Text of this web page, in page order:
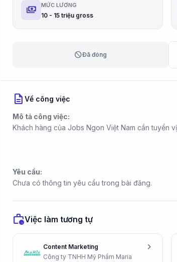
payments MỨC LƯƠNG
10 - 15 triệu gross
blockĐã đóng
description Về công việc
Mô tả công việc:
Khách hàng của Jobs Ngon Việt Nam cần tuyển
Yêu cầu:
Chưa có thông tin yêu cầu trong bài đăng.
work_historyViệc làm tương tự
Content Marketing
Công ty TNHH Mỹ Phẩm Maria
chevron_right